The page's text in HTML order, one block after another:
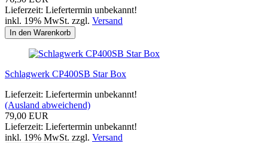
Lieferzeit: Liefertermin unbekannt!
inkl. 19% MwSt. zzgl. Versand
In den Warenkorb
Schlagwerk CP400SB Star Box
Lieferzeit: Liefertermin unbekannt!
(Ausland abweichend)
79,00 EUR
Lieferzeit: Liefertermin unbekannt!
inkl. 19% MwSt. zzgl. Versand